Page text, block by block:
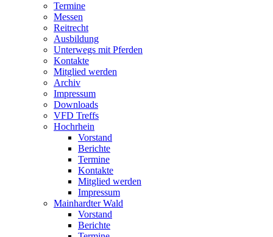
Termine
Messen
Reitrecht
Ausbildung
Unterwegs mit Pferden
Kontakte
Mitglied werden
Archiv
Impressum
Downloads
VFD Treffs
Hochrhein
Vorstand
Berichte
Termine
Kontakte
Mitglied werden
Impressum
Mainhardter Wald
Vorstand
Berichte